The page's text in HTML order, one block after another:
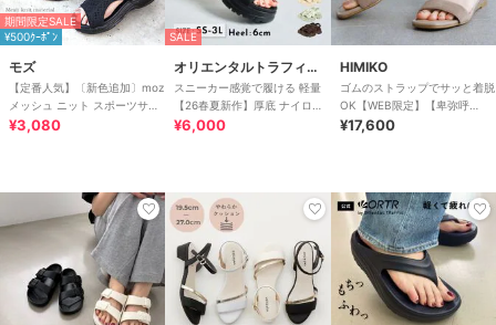
期間限定SALE
¥500ｸｰﾎﾟﾝ
モズ
【定番人気】〔新色追加〕moz
メッシュ ニット スポーツサン
ダル
¥3,080
SALE
オリエンタルトラフィック
スニーカー感覚で履ける 軽量
【26春夏新作】厚底 ナイロン
スポーツサンダル /OT3232
¥6,000
HIMIKO
ゴムのストラップでサッと着脱
OK【WEB限定】【卑弥呼
26SS】ゴムストラップサンダ
¥17,600